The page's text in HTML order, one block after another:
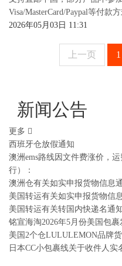
Visa/MasterCard/Paypal等付款
2026年05月03日 11:31
上一页 1
新闻公告
更多
西班牙仓放假通知
澳洲ems路线因文件费涨价，
行）：
澳洲仓有关如实申报货物信息
美国转运有关如实申报货物信
美国转运有关转国内快递名通
铭宣海淘2026年5月份美国包
美国2个仓LULULEMON品牌
日本CC小包裹线关于收件人实